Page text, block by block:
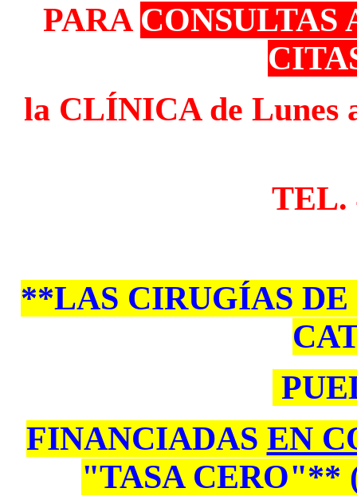
PARA CONSULTAS
la CLÍNICA de Lunes
TEL.
**LAS CIRUGÍAS
FINANCIADAS EN
"TASA CERO"**